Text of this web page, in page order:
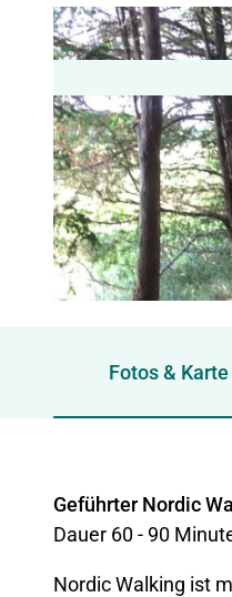
Fotos & Karte
Geführter Nordic
Dauer 60 - 90
Nordic Walking ist